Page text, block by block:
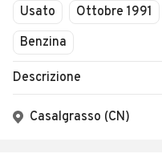
Usato Ottobre 1991
Benzina
Descrizione
Casalgrasso (CN)